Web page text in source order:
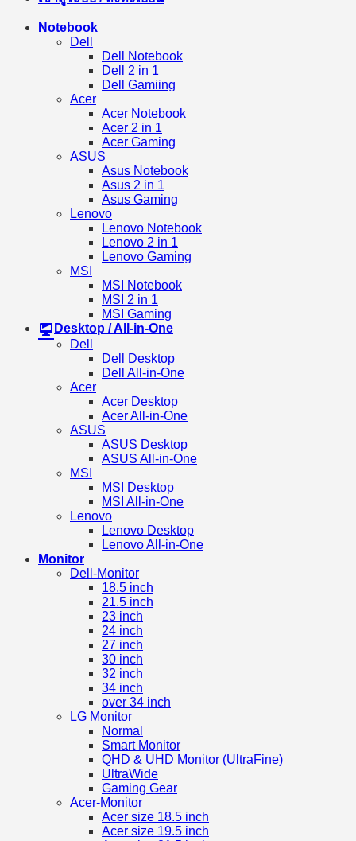
Notebook
Dell
Dell Notebook
Dell 2 in 1
Dell Gamiing
Acer
Acer Notebook
Acer 2 in 1
Acer Gaming
ASUS
Asus Notebook
Asus 2 in 1
Asus Gaming
Lenovo
Lenovo Notebook
Lenovo 2 in 1
Lenovo Gaming
MSI
MSI Notebook
MSI 2 in 1
MSI Gaming
Desktop / All-in-One
Dell
Dell Desktop
Dell All-in-One
Acer
Acer Desktop
Acer All-in-One
ASUS
ASUS Desktop
ASUS All-in-One
MSI
MSI Desktop
MSI All-in-One
Lenovo
Lenovo Desktop
Lenovo All-in-One
Monitor
Dell-Monitor
18.5 inch
21.5 inch
23 inch
24 inch
27 inch
30 inch
32 inch
34 inch
over 34 inch
LG Monitor
Normal
Smart Monitor
QHD & UHD Monitor (UltraFine)
UltraWide
Gaming Gear
Acer-Monitor
Acer size 18.5 inch
Acer size 19.5 inch